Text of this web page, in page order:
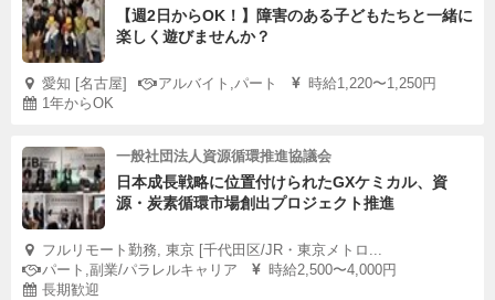
【週2日からOK！】障害のある子どもたちと一緒に
楽しく遊びませんか？
愛知 [名古屋] アルバイト,パート
時給1,220〜1,250円
1年からOK
一般社団法人資源循環推進協議会
日本成長戦略に位置付けられたGXケミカル、資
源・炭素循環市場創出プロジェクト推進
フルリモート勤務, 東京 [千代田区/JR・東京メトロ...
パート,副業/パラレルキャリア
時給2,500〜4,000円
長期歓迎